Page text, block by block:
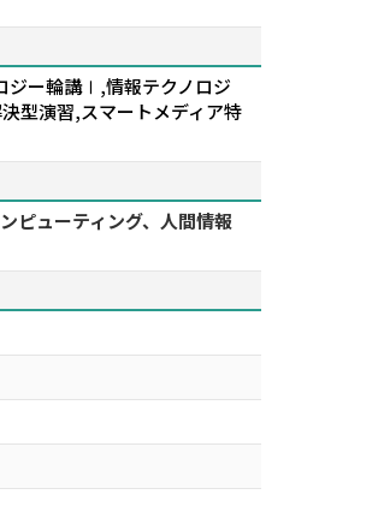
ジー輪講Ⅰ,情報テクノロジ
型演習,スマートメディア特
ピューティング、人間情報